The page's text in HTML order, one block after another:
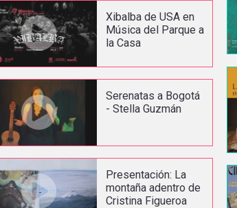
Xibalba de USA en
Música del Parque a
la Casa
Serenatas a Bogotá
- Stella Guzmán
Presentación: La
montaña adentro de
Cristina Figueroa